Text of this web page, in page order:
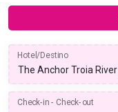
Hotel/Destino
Check-in - Check-out